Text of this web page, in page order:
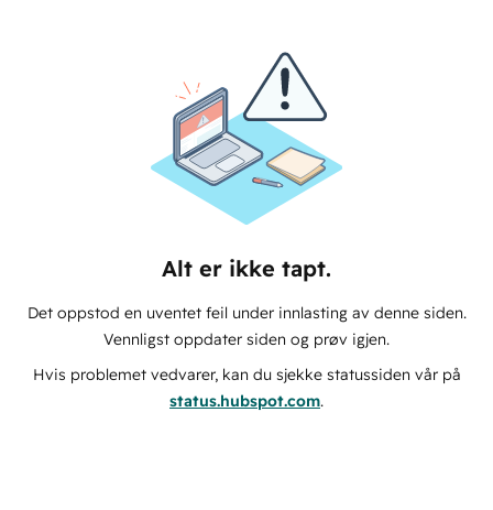
Alt er ikke tapt.
Det oppstod en uventet feil under innlasting av denne siden.
Vennligst oppdater siden og prøv igjen.
Hvis problemet vedvarer, kan du sjekke statussiden vår på
status.hubspot.com.